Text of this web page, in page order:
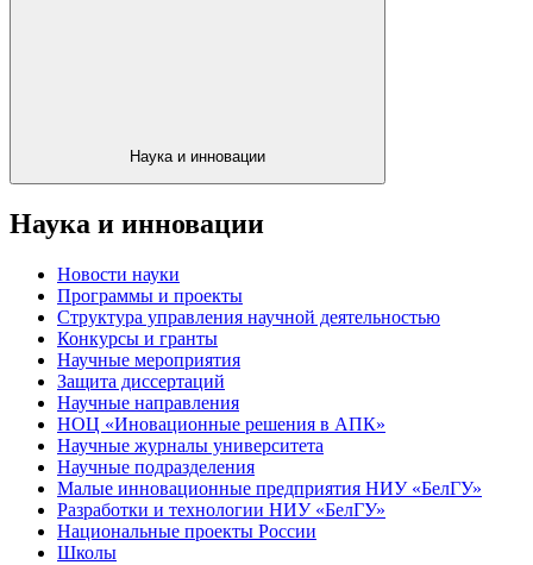
Наука и инновации
Наука и инновации
Новости науки
Программы и проекты
Структура управления научной деятельностью
Конкурсы и гранты
Научные мероприятия
Защита диссертаций
Научные направления
НОЦ «Иновационные решения в АПК»
Научные журналы университета
Научные подразделения
Малые инновационные предприятия НИУ «БелГУ»
Разработки и технологии НИУ «БелГУ»
Национальные проекты России
Школы